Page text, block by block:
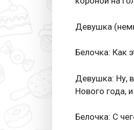
Девушка
Белочка: Как
Девушка: Ну,
Нового года, и
Белочка: С